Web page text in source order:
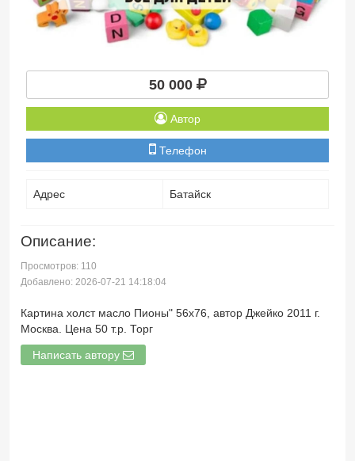
50 000
Автор
Телефон
Адрес Батайск
Описание:
Просмотров: 110
Добавлено: 2026-07-21 14:18:04
Картина холст масло Пионы" 56х76, автор Джейко 2011 г.
Москва. Цена 50 т.р. Торг
Написать автору